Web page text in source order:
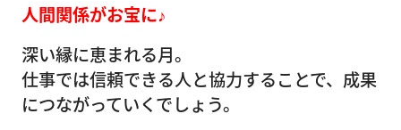
人間関係がお宝に♪
深い縁に恵まれる月。
仕事では信頼できる人と協力することで、成果
につながっていくでしょう。